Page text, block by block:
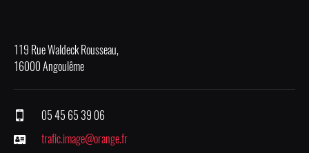
119 Rue Waldeck Rousseau,
16000 Angoulême
05 45 65 39 06
trafic.image@orange.fr